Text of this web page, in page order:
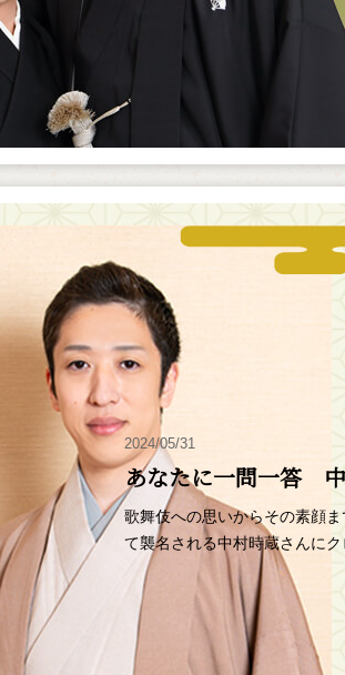
2024/05/31
あなたに一問一答
歌舞伎への思いからその素顔
て襲名される中村時蔵さんに